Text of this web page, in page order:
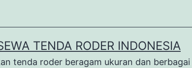
TENDA RODER INDONESIA
tenda roder beragam ukuran dan